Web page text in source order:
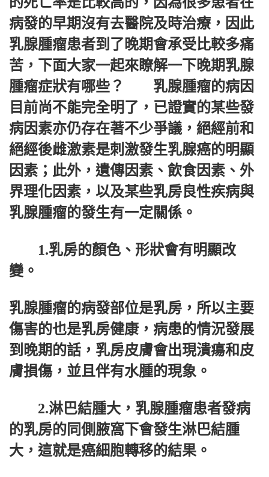
病發的早期沒有去醫院及時治療，因此
乳腺腫瘤患者到了晚期會承受比較多痛
苦，下面大家一起來瞭解一下晚期乳腺
腫瘤症狀有哪些？ 乳腺腫瘤的病因
目前尚不能完全明了，已證實的某些發
病因素亦仍存在著不少爭議，絕經前和
絕經後雌激素是刺激發生乳腺癌的明顯
因素；此外，遺傳因素、飲食因素、外
界理化因素，以及某些乳房良性疾病與
乳腺腫瘤的發生有一定關係。
1.乳房的顏色、形狀會有明顯改
變。
乳腺腫瘤的病發部位是乳房，所以主要
傷害的也是乳房健康，病患的情況發展
到晚期的話，乳房皮膚會出現潰瘍和皮
膚損傷，並且伴有水腫的現象。
2.淋巴結腫大，乳腺腫瘤患者發病
的乳房的同側腋窩下會發生淋巴結腫
大，這就是癌細胞轉移的結果。